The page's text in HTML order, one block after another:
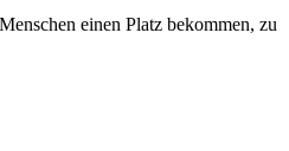
einen Platz bekommen, zu